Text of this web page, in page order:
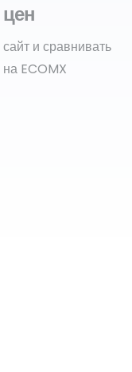
и сравнивать
ECOMX